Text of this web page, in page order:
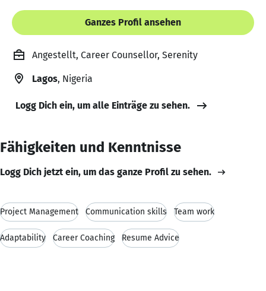
Ganzes Profil ansehen
Angestellt, Career Counsellor, Serenity
Lagos, Nigeria
Logg Dich ein, um alle Einträge zu sehen.
Fähigkeiten und Kenntnisse
Logg Dich jetzt ein, um das ganze Profil zu sehen.
Project Management Communication skills Team work
Adaptability Career Coaching Resume Advice